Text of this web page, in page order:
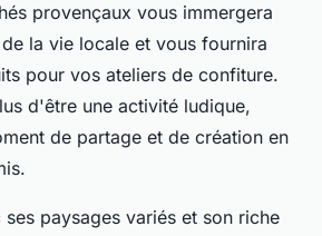
provençaux vous immergera
la vie locale et vous fournira
pour vos ateliers de confiture.
d'être une activité ludique,
de partage et de création en
paysages variés et son riche